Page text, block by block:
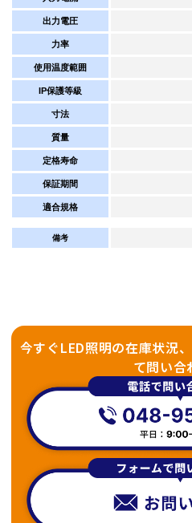
出力電圧
力率
使用温度範囲
IP保護等級
寸法
質量
定格寿命
保証期間
適合規格
備考
今すぐLED照明の在庫状況
て問い合